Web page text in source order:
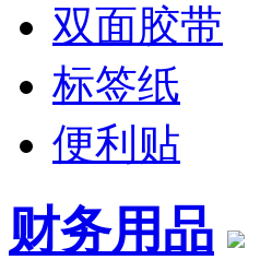
双面胶带
标签纸
便利贴
财务用品